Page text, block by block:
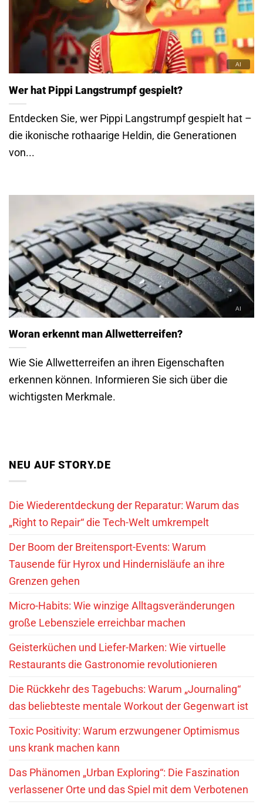
Wer hat Pippi Langstrumpf gespielt?
Entdecken Sie, wer Pippi Langstrumpf gespielt hat –
die ikonische rothaarige Heldin, die Generationen
von...
Woran erkennt man Allwetterreifen?
Wie Sie Allwetterreifen an ihren Eigenschaften
erkennen können. Informieren Sie sich über die
wichtigsten Merkmale.
NEU AUF STORY.DE
Die Wiederentdeckung der Reparatur: Warum das
„Right to Repair“ die Tech-Welt umkrempelt
Der Boom der Breitensport-Events: Warum
Tausende für Hyrox und Hindernisläufe an ihre
Grenzen gehen
Micro-Habits: Wie winzige Alltagsveränderungen
große Lebensziele erreichbar machen
Geisterküchen und Liefer-Marken: Wie virtuelle
Restaurants die Gastronomie revolutionieren
Die Rückkehr des Tagebuchs: Warum „Journaling“
das beliebteste mentale Workout der Gegenwart ist
Toxic Positivity: Warum erzwungener Optimismus
uns krank machen kann
Das Phänomen „Urban Exploring“: Die Faszination
verlassener Orte und das Spiel mit dem Verbotenen